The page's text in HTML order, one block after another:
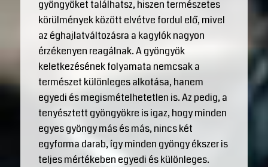
gyöngyöket találhatsz, hiszen természetes
körülmények között elvétve fordul elő, mivel
az éghajlatváltozásra a kagylók nagyon
érzékenyen reagálnak. A gyöngyök
keletkezésének folyamata nemcsak a
természet különleges alkotása, hanem
egyedi és megismételhetetlen is. Az pedig, a
tenyésztett gyöngyökre is igaz, hogy minden
egyes gyöngy más és más, nincs két
egyforma darab, így minden gyöngy ékszer is
teljes mértékeben egyedi és különleges.